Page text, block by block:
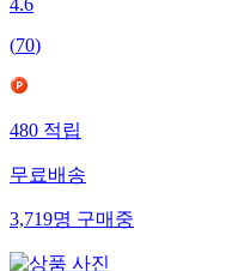
4.6
(70)
480적립
무료배송
3,719명구매중